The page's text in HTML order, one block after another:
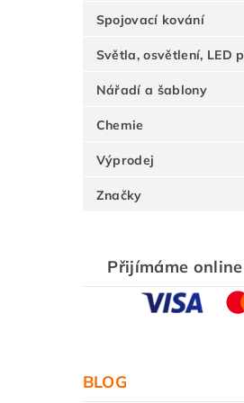
Spojovací kování
Světla, osvětlení, LED
Nářadí a šablony
Chemie
Výprodej
Značky
Přijímáme
BLOG